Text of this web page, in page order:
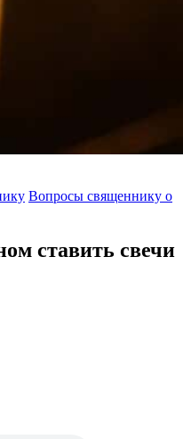
Вопросы священнику о
ставить свечи